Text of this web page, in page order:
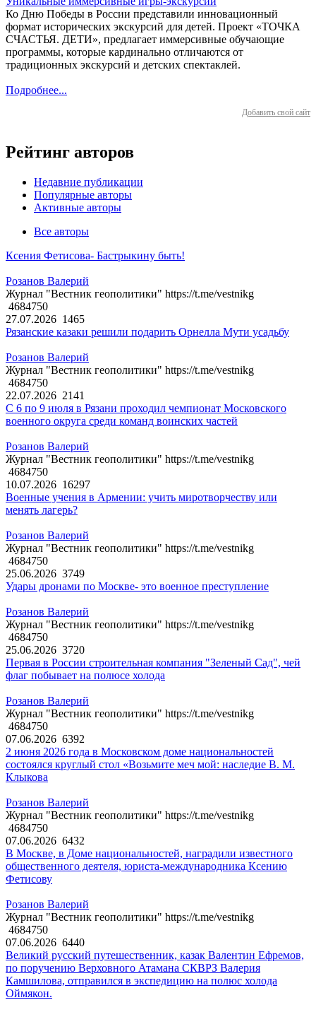
Ко Дню Победы в России представили инновационный
формат исторических экскурсий для детей. Проект «ТОЧКА
СЧАСТЬЯ. ДЕТИ», предлагает иммерсивные обучающие
программы, которые кардинально отличаются от
традиционных экскурсий и детских спектаклей.
Подробнее...
Добавить свой сайт
Рейтинг авторов
Недавние публикации
Популярные авторы
Активные авторы
Все авторы
Ксения Фетисова- Бастрыкину быть!
Розанов Валерий
Журнал "Вестник геополитики" https://t.me/vestnikg
4684750
27.07.2026 1465
Рязанские казаки решили подарить Орнелла Мути усадьбу
Розанов Валерий
Журнал "Вестник геополитики" https://t.me/vestnikg
4684750
22.07.2026 2141
С 6 по 9 июля в Рязани проходил чемпионат Московского
военного округа среди команд воинских частей
Розанов Валерий
Журнал "Вестник геополитики" https://t.me/vestnikg
4684750
10.07.2026 16297
Военные учения в Армении: учить миротворчеству или
менять лагерь?
Розанов Валерий
Журнал "Вестник геополитики" https://t.me/vestnikg
4684750
25.06.2026 3749
Удары дронами по Москве- это военное преступление
Розанов Валерий
Журнал "Вестник геополитики" https://t.me/vestnikg
4684750
25.06.2026 3720
Первая в России строительная компания "Зеленый Сад", чей
флаг побывает на полюсе холода
Розанов Валерий
Журнал "Вестник геополитики" https://t.me/vestnikg
4684750
07.06.2026 6392
2 июня 2026 года в Московском доме национальностей
состоялся круглый стол «Возьмите меч мой: наследие В. М.
Клыкова
Розанов Валерий
Журнал "Вестник геополитики" https://t.me/vestnikg
4684750
07.06.2026 6432
В Москве, в Доме национальностей, наградили известного
общественного деятеля, юриста-международника Ксению
Фетисову
Розанов Валерий
Журнал "Вестник геополитики" https://t.me/vestnikg
4684750
07.06.2026 6440
Великий русский путешественник, казак Валентин Ефремов,
по поручению Верховного Атамана СКВРЗ Валерия
Камшилова, отправился в экспедицию на полюс холода
Оймякон.